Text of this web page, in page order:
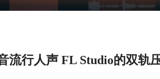
流行人声 FL Studio的双轨